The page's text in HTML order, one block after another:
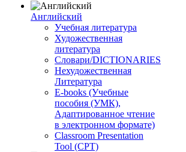
Английский
Учебная литература
Художественная
литература
Словари/DICTIONARIES
Нехудожественная
Литература
E-books (Учебные
пособия (УМК),
Адаптированное чтение
в электронном формате)
Classroom Presentation
Tool (CPT)